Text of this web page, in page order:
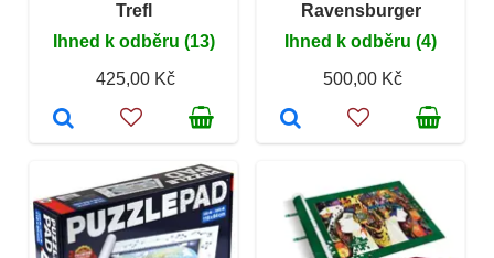
Trefl
Ihned k odběru (13)
425,00 Kč
Ravensburger
Ihned k odběru (4)
500,00 Kč